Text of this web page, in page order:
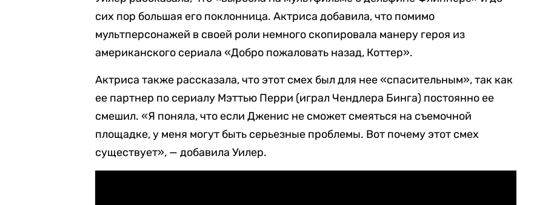
сих пор большая его поклонница. Актриса добавила, что помимо
мультперсонажей в своей роли немного скопировала манеру героя из
американского сериала «Добро пожаловать назад, Коттер».
Актриса также рассказала, что этот смех был для нее «спасительным», так как
ее партнер по сериалу Мэттью Перри (играл Чендлера Бинга) постоянно ее
смешил. «Я поняла, что если Дженис не сможет смеяться на съемочной
площадке, у меня могут быть серьезные проблемы. Вот почему этот смех
существует», — добавила Уилер.